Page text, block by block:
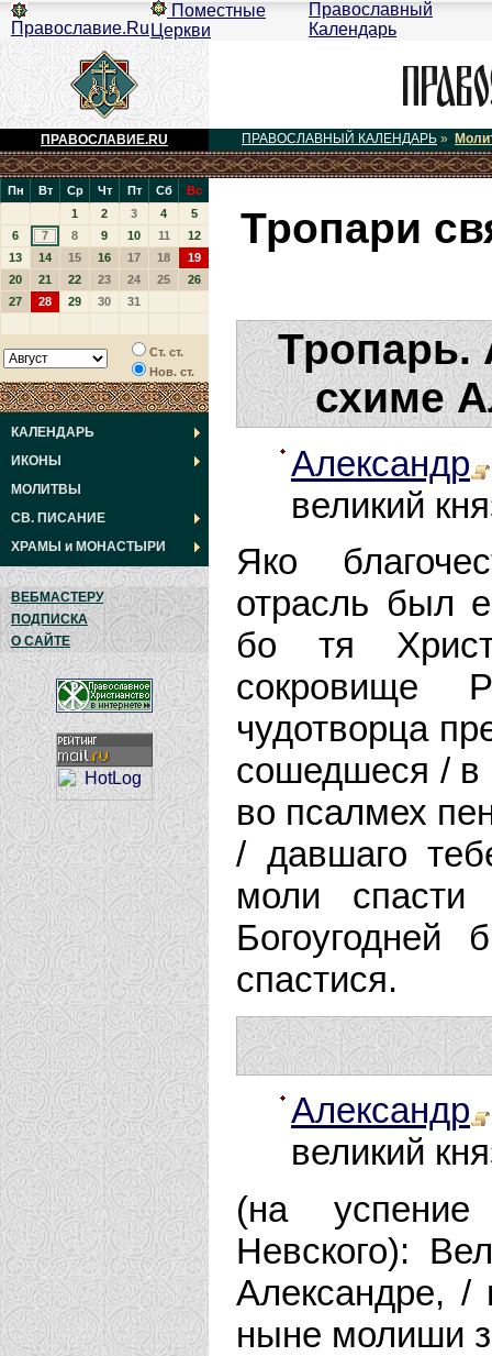
Православие.Ru
Поместные
Церкви
Православный
Календарь
ПРАВОСЛАВИЕ.RU ПРАВОСЛАВНЫЙ КАЛЕНДАРЬ »
Пн Вт Ср Чт Пт Сб
Вс
1
2 3 4
5
6
7 8 9 10 11
12
13
14 15 16 17 18
19
20
21 22 23 24 25
26
27
28 29 30 31
Ст. ст.
Нов. ст.
КАЛЕНДАРЬ
ИКОНЫ
МОЛИТВЫ
СВ. ПИСАНИЕ
ХРАМЫ и МОНАСТЫРИ
ВЕБМАСТЕРУ
ПОДПИСКА
О САЙТЕ
Тропари
Тропарь.
схиме
Александр
великий
Яко
отрасль был
бо тя
сокровище
чудотворца
сошедшеся /
во псалмех
/ давшаго
моли
спастися.
Александр
великий
(на
Невского):
Александре, /
ныне молиши